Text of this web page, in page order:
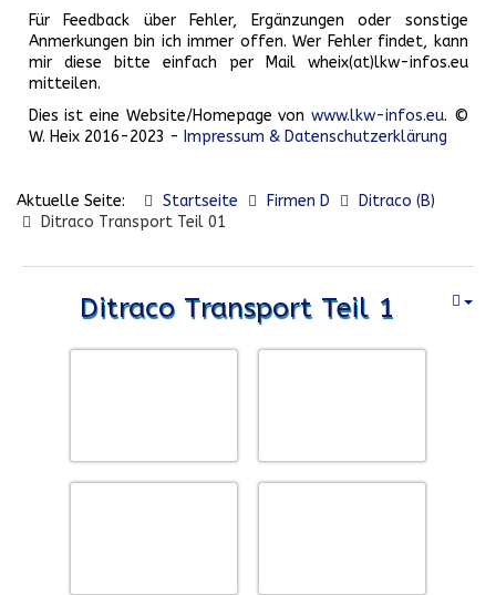
Für Feedback über Fehler, Ergänzungen oder sonstige
Anmerkungen bin ich immer offen. Wer Fehler findet, kann
mir diese bitte einfach per Mail wheix(at)lkw-infos.eu
mitteilen.
Dies ist eine Website/Homepage von www.lkw-infos.eu. ©
W. Heix 2016-2023 - Impressum & Datenschutzerklärung
Aktuelle Seite: Startseite Firmen D
Ditraco (B)
Ditraco Transport Teil 01
Ditraco Transport Teil 1